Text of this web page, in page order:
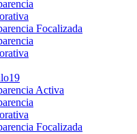
Focalizada
Activa
Focalizada